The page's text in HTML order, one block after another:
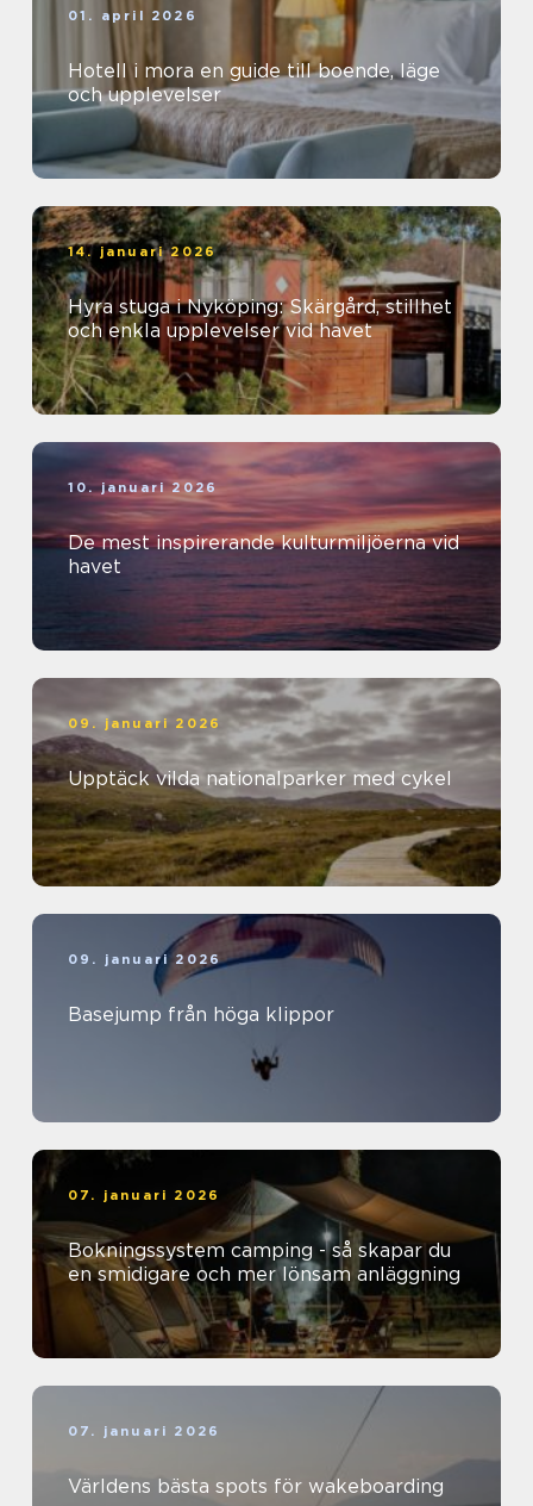
01. april 2026
Hotell i mora en guide till boende, läge
och upplevelser
14. januari 2026
Hyra stuga i Nyköping: Skärgård, stillhet
och enkla upplevelser vid havet
10. januari 2026
De mest inspirerande kulturmiljöerna vid
havet
09. januari 2026
Upptäck vilda nationalparker med cykel
09. januari 2026
Basejump från höga klippor
07. januari 2026
Bokningssystem camping - så skapar du
en smidigare och mer lönsam anläggning
07. januari 2026
Världens bästa spots för wakeboarding